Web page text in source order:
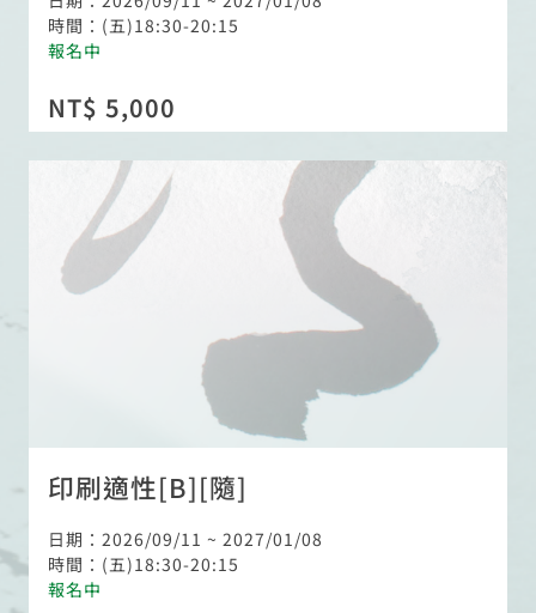
時間：(五)18:30-20:15
報名中
NT$ 5,000
印刷適性[B][隨]
日期：2026/09/11 ~ 2027/01/08
時間：(五)18:30-20:15
報名中